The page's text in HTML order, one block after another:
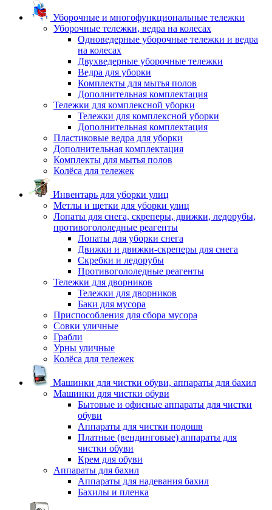
Уборочные и многофункциональные тележки
Уборочные тележки, ведра на колесах
Одноведерные уборочные тележки и ведра
на колесах
Двухведерные уборочные тележки
Ведра для уборки
Комплекты для мытья полов
Дополнительная комплектация
Тележки для комплексной уборки
Тележки для комплексной уборки
Дополнительная комплектация
Пластиковые ведра для уборки
Дополнительная комплектация
Комплекты для мытья полов
Колёса для тележек
Инвентарь для уборки улиц
Метлы и щетки для уборки улиц
Лопаты для снега, скреперы, движки, ледорубы,
противогололедные реагенты
Лопаты для уборки снега
Движки и движки-скреперы для снега
Скребки и ледорубы
Противогололедные реагенты
Тележки для дворников
Тележки для дворников
Баки для мусора
Приспособления для сбора мусора
Совки уличные
Грабли
Урны уличные
Колёса для тележек
Машинки для чистки обуви, аппараты для бахил
Машинки для чистки обуви
Бытовые и офисные аппараты для чистки
обуви
Аппараты для чистки подошв
Платные (вендинговые) аппараты для
чистки обуви
Крем для обуви
Аппараты для бахил
Аппараты для надевания бахил
Бахилы и пленка